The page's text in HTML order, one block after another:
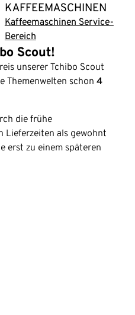
KAFFEEMASCHINEN
Kaffeemaschinen Service-
Bereich
Scout!
unserer Tchibo Scout
Themenwelten schon 4
die frühe
Lieferzeiten als gewohnt
erst zu einem späteren